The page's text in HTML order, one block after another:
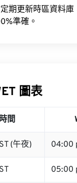
期更新時區資料
準確。
圖表
間
(午夜) 04:00
05:00